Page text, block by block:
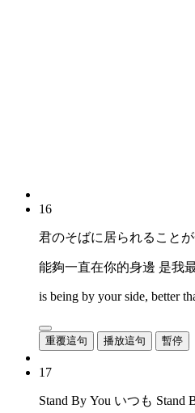
16
君のそばに居られること
能夠一直在你的身邊 是我
is being by your side, better
重覆這句 播放這句 暫停
17
Stand By You いつも Stand